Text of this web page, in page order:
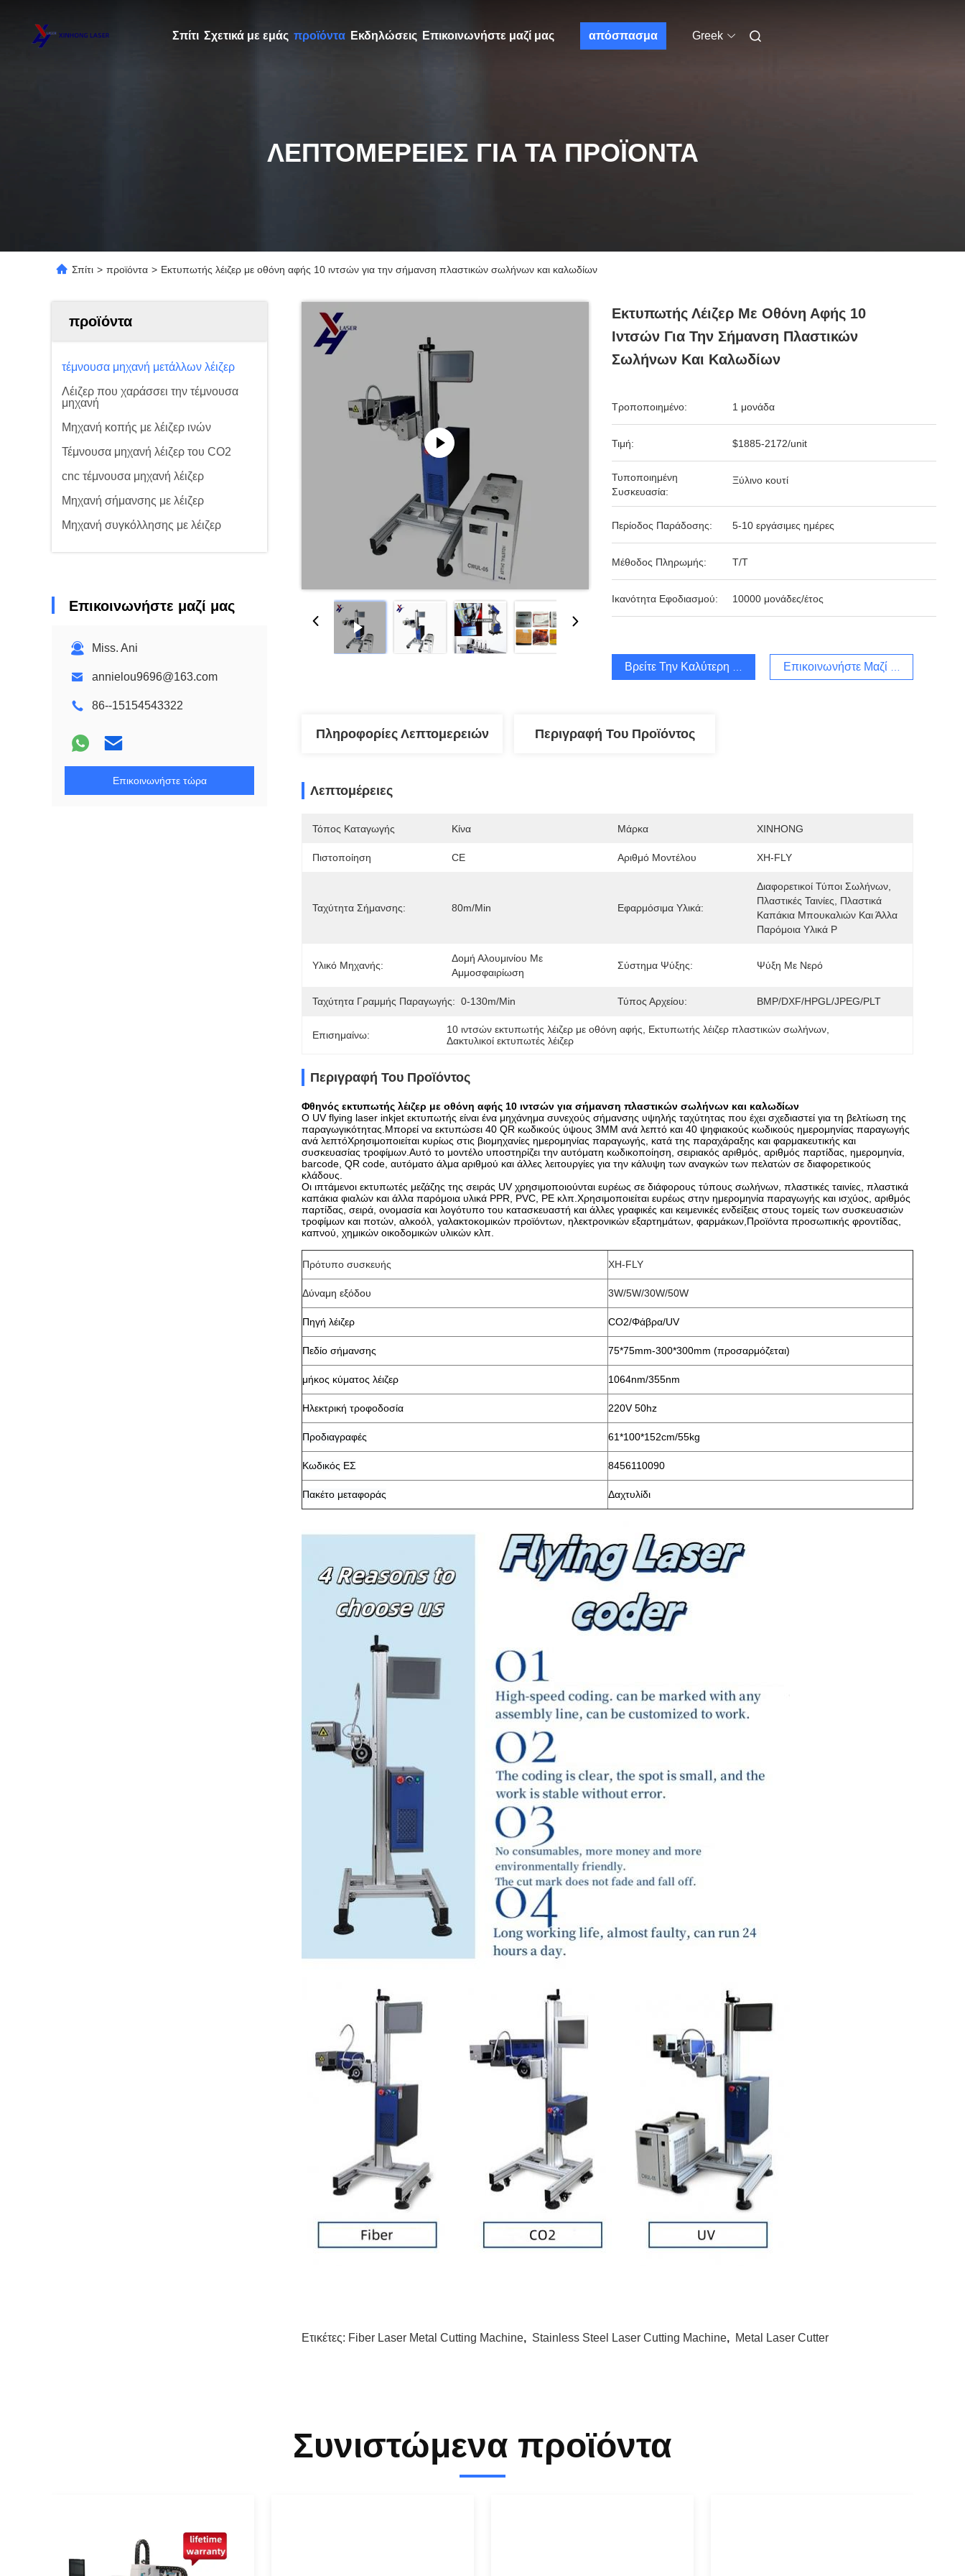
Σπίτι Σχετικά με εμάς προϊόντα Εκδηλώσεις Επικοινωνήστε μαζί μας απόσπασμα Greek
ΛΕΠΤΟΜΈΡΕΙΕΣ ΓΙΑ ΤΑ ΠΡΟΪΌΝΤΑ
Σπίτι > προϊόντα > Εκτυπωτής λέιζερ με οθόνη αφής 10 ιντσών για την σήμανση πλαστικών σωλήνων και καλωδίων
προϊόντα
τέμνουσα μηχανή μετάλλων λέιζερ
Λέιζερ που χαράσσει την τέμνουσα
μηχανή
Μηχανή κοπής με λέιζερ ινών
Τέμνουσα μηχανή λέιζερ του CO2
cnc τέμνουσα μηχανή λέιζερ
Μηχανή σήμανσης με λέιζερ
Μηχανή συγκόλλησης με λέιζερ
Επικοινωνήστε μαζί μας
Miss. Ani
annielou9696@163.com
86--15154543322
Επικοινωνήστε τώρα
Εκτυπωτής Λέιζερ Με Οθόνη Αφής 10
Ιντσών Για Την Σήμανση Πλαστικών
Σωλήνων Και Καλωδίων
Τροποποιημένο: 1 μονάδα
Τιμή: $1885-2172/unit
Τυποποιημένη
Συσκευασία:
Ξύλινο κουτί
Περίοδος Παράδοσης: 5-10 εργάσιμες ημέρες
Μέθοδος Πληρωμής: Τ/Τ
Ικανότητα Εφοδιασμού: 10000 μονάδες/έτος
Βρείτε Την Καλύτερη Τιμή Επικοινωνήστε Μαζί Μας
Πληροφορίες Λεπτομερειών Περιγραφή Του Προϊόντος
Λεπτομέρειες
Τόπος Καταγωγής Κίνα Μάρκα XINHONG
Πιστοποίηση CE Αριθμό Μοντέλου XH-FLY
Ταχύτητα Σήμανσης: 80m/min Εφαρμόσιμα Υλικά:
Διαφορετικοί Τύποι Σωλήνων,
Πλαστικές Ταινίες, Πλαστικά
Καπάκια Μπουκαλιών Και Άλλα
Παρόμοια Υλικά P
Υλικό Μηχανής:
Δομή Αλουμινίου Με
Αμμοσφαιρίωση
Σύστημα Ψύξης: Ψύξη Με Νερό
Ταχύτητα Γραμμής Παραγωγής: 0-130m/min Τύπος Αρχείου: ΒMP/DXF/HPGL/JPEG/PLT
Επισημαίνω: 10 ιντσών εκτυπωτής λέιζερ με οθόνη αφής Εκτυπωτής λέιζερ πλαστικών σωλήνων
Δακτυλικοί εκτυπωτές λέιζερ
Περιγραφή Του Προϊόντος
Φθηνός εκτυπωτής λέιζερ με οθόνη αφής 10 ιντσών για σήμανση πλαστικών σωλήνων και καλωδίων
Ο UV flying laser inkjet εκτυπωτής είναι ένα μηχάνημα συνεχούς σήμανσης υψηλής ταχύτητας που έχει σχεδιαστεί για τη βελτίωση της
παραγωγικότητας.Μπορεί να εκτυπώσει 40 QR κωδικούς ύψους 3MM ανά λεπτό και 40 ψηφιακούς κωδικούς ημερομηνίας παραγωγής
ανά λεπτόΧρησιμοποιείται κυρίως στις βιομηχανίες ημερομηνίας παραγωγής, κατά της παραχάραξης και φαρμακευτικής και
συσκευασίας τροφίμων.Αυτό το μοντέλο υποστηρίζει την αυτόματη κωδικοποίηση, σειριακός αριθμός, αριθμός παρτίδας, ημερομηνία,
barcode, QR code, αυτόματο άλμα αριθμού και άλλες λειτουργίες για την κάλυψη των αναγκών των πελατών σε διαφορετικούς
κλάδους.
Οι ιπτάμενοι εκτυπωτές μεζάζης της σειράς UV χρησιμοποιούνται ευρέως σε διάφορους τύπους σωλήνων, πλαστικές ταινίες, πλαστικά
καπάκια φιαλών και άλλα παρόμοια υλικά PPR, PVC, PE κλπ.Χρησιμοποιείται ευρέως στην ημερομηνία παραγωγής και ισχύος, αριθμός
παρτίδας, σειρά, ονομασία και λογότυπο του κατασκευαστή και άλλες γραφικές και κειμενικές ενδείξεις στους τομείς των συσκευασιών
τροφίμων και ποτών, αλκοόλ, γαλακτοκομικών προϊόντων, ηλεκτρονικών εξαρτημάτων, φαρμάκων,Προϊόντα προσωπικής φροντίδας,
καπνού, χημικών οικοδομικών υλικών κλπ.
Πρότυπο συσκευής XH-FLY
Δύναμη εξόδου 3W/5W/30W/50W
Πηγή λέιζερ CO2/Φάβρα/UV
Πεδίο σήμανσης 75*75mm-300*300mm (προσαρμόζεται)
μήκος κύματος λέιζερ 1064nm/355nm
Ηλεκτρική τροφοδοσία 220V 50hz
Προδιαγραφές 61*100*152cm/55kg
Κωδικός ΕΣ 8456110090
Πακέτο μεταφοράς Δαχτυλίδι
Ετικέτες: Fiber Laser Metal Cutting Machine, Stainless Steel Laser Cutting Machine, Metal Laser Cutter
Συνιστώμενα προϊόντα